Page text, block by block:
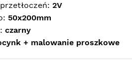
2V
50x200mm
czarny
+ malowanie proszkowe